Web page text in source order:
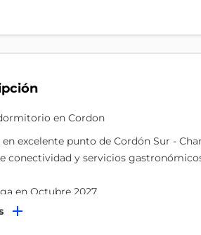
en Cordon
excelente punto de Cordón Sur -
conectividad y servicios
en Octubre 2027